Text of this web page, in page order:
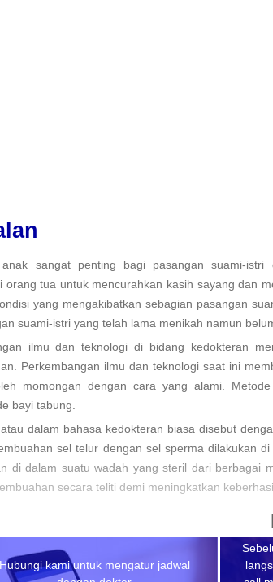
sangat penting bagi pasangan suami-
orang tua untuk mencurahkan kasih sayang dan
yang mengakibatkan sebagian pasangan
suami-istri yang telah lama menikah namun
ilmu dan teknologi di bidang kedokteran
Perkembangan ilmu dan teknologi saat ini
momongan dengan cara yang alami.
bayi tabung.
dalam bahasa kedokteran biasa disebut
sel telur dengan sel sperma dilakukan
di dalam suatu wadah yang steril dari berbagai
secara teliti demi meningkatkan
sakit di Malaysia yang telah menyediakan
dilakukan di rumah sakit-rumah sakit di
tabung di Malaysia sendiri juga telah menjadi
Serikat untuk mendapatkan momongan melalui
Hubungi kami untuk mengatur jadwal